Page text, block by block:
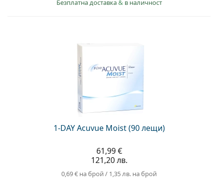
Безплатна доставка& в наличност
1-DAY Acuvue Moist (90 лещи)
61,99 €
121,20 лв.
0,69 € на брой/ 1,35 лв. на брой